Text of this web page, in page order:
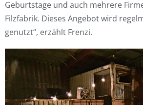
Geburtstage und auch mehrere
Filzfabrik. Dieses Angebot wird
genutzt“, erzählt Frenzi.